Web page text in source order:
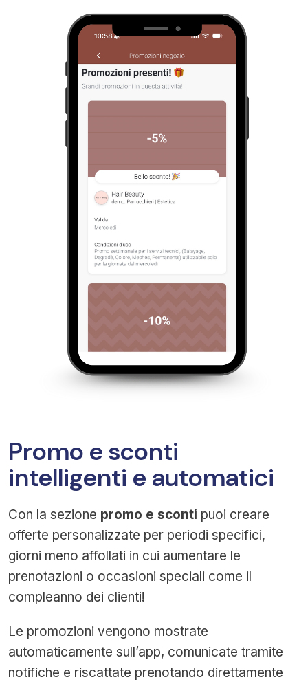
Promo e sconti
intelligenti e automatici
Con la sezione promo e sconti puoi creare
offerte personalizzate per periodi specifici,
giorni meno affollati in cui aumentare le
prenotazioni o occasioni speciali come il
compleanno dei clienti!
Le promozioni vengono mostrate
automaticamente sull’app, comunicate tramite
notifiche e riscattate prenotando direttamente